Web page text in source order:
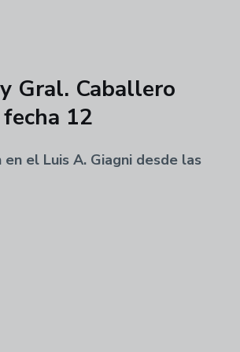
Gral. Caballero
12
el Luis A. Giagni desde las